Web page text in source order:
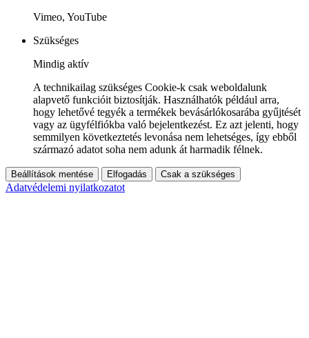
Vimeo, YouTube
Szükséges
Mindig aktív
A technikailag szükséges Cookie-k csak weboldalunk
alapvető funkcióit biztosítják. Használhatók például arra,
hogy lehetővé tegyék a termékek bevásárlókosarába gyűjtését
vagy az ügyfélfiókba való bejelentkezést. Ez azt jelenti, hogy
semmilyen következtetés levonása nem lehetséges, így ebből
származó adatot soha nem adunk át harmadik félnek.
Beállítások mentése Elfogadás Csak a szükséges
Adatvédelemi nyilatkozatot